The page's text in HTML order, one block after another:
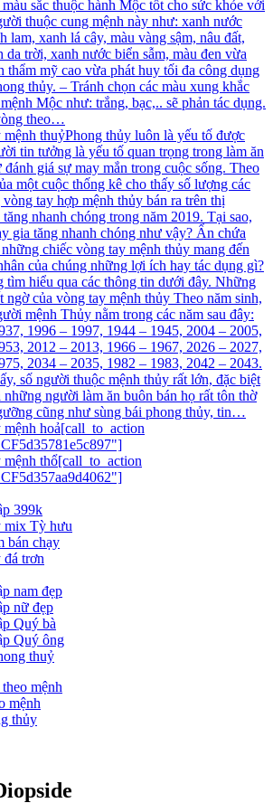
sắc thuộc hành Mộc tốt cho sức khỏe với
thuộc cung mệnh này như: xanh nước
lam, xanh lá cây, màu vàng sậm, nâu đất,
da trời, xanh nước biển sẫm, màu đen vừa
thẩm mỹ cao vừa phát huy tối đa công dụng
thủy. – Tránh chọn các màu xung khắc
Mộc như: trắng, bạc,.. sẽ phản tác dụng.
theo…
thuỷPhong thủy luôn là yếu tố được
tin tưởng là yếu tố quan trọng trong làm ăn
đánh giá sự may mắn trong cuộc sống. Theo
một cuộc thống kê cho thấy số lượng các
vòng tay hợp mệnh thủy bán ra trên thị
nhanh chóng trong năm 2019. Tại sao,
gia tăng nhanh chóng như vậy? Ẩn chứa
những chiếc vòng tay mệnh thủy mang đến
của chúng những lợi ích hay tác dụng gì?
tìm hiểu qua các thông tin dưới đây. Những
ngờ của vòng tay mệnh thủy Theo năm sinh,
mệnh Thủy nằm trong các năm sau đây:
1996 – 1997, 1944 – 1945, 2004 – 2005,
2012 – 2013, 1966 – 1967, 2026 – 2027,
2034 – 2035, 1982 – 1983, 2042 – 2043.
số người thuộc mệnh thủy rất lớn, đặc biệt
người làm ăn buôn bán họ rất tôn thờ
cũng như sùng bái phong thủy, tin…
hoả[call_to_action
thổ[call_to_action
399k
mix Tỳ hưu
bán chạy
trơn
nam đẹp
nữ đẹp
Quý bà
Quý ông
thuỷ
mệnh
mệnh
thủy